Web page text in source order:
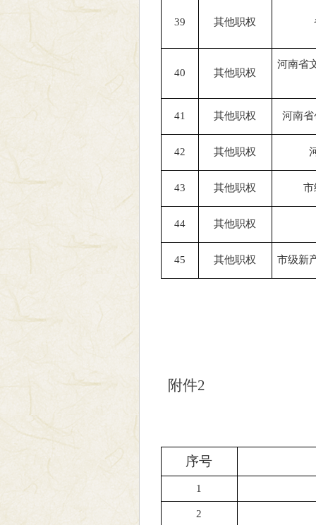
39 其他职权
40 其他职权
河南省
41 其他职权 河南
42 其他职权
43 其他职权 市
44 其他职权
45 其他职权 市级新
附件2
序号
1
2